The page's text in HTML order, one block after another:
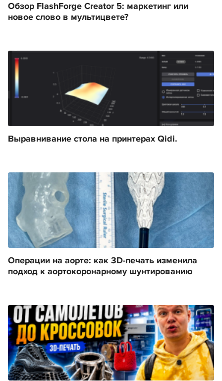
Обзор FlashForge Creator 5: маркетинг или
новое слово в мультицвете?
Выравнивание стола на принтерах Qidi.
Операции на аорте: как 3D-печать изменила
подход к аортокоронарному шунтированию